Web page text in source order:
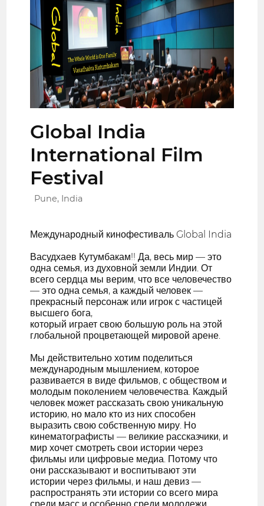
Global India
International Film
Festival
Pune, India
Международный кинофестиваль Global India
Васудхаев Кутумбакам!! Да, весь мир — это
одна семья, из духовной земли Индии. От
всего сердца мы верим, что все человечество
— это одна семья, а каждый человек —
прекрасный персонаж или игрок с частицей
высшего бога,
который играет свою большую роль на этой
глобальной процветающей мировой арене.
Мы действительно хотим поделиться
международным мышлением, которое
развивается в виде фильмов, с обществом и
молодым поколением человечества. Каждый
человек может рассказать свою уникальную
историю, но мало кто из них способен
выразить свою собственную миру. Но
кинематографисты — великие рассказчики, и
мир хочет смотреть свои истории через
фильмы или цифровые медиа. Потому что
они рассказывают и воспитывают эти
истории через фильмы, и наш девиз —
распространять эти истории со всего мира